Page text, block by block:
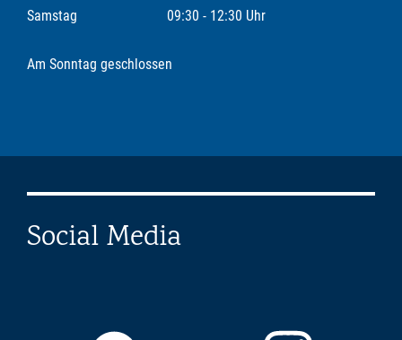
Samstag 09:30 - 12:30 Uhr
Am Sonntag geschlossen
Social Media